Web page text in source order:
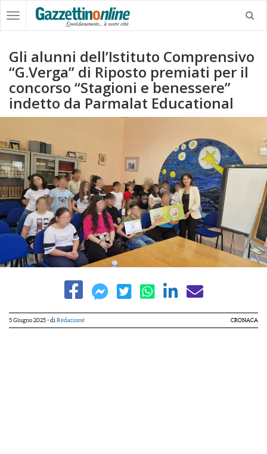
Gli alunni dell’Istituto Comprensivo
“G.Verga” di Riposto premiati per il
concorso “Stagioni e benessere”
indetto da Parmalat Educational
5 Giugno 2025- di Redazione CRONACA